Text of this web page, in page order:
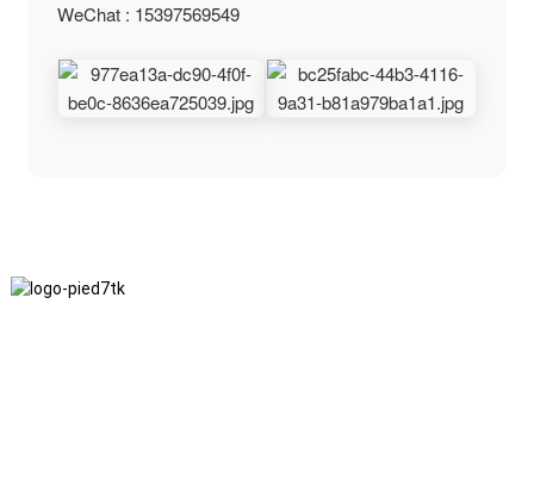
WeChat : 15397569549